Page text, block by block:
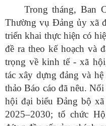
Trong tháng, Ban
Thường vụ Đảng ủy xã
triển khai thực hiện có
đề ra theo kế hoạch và
trọng về kinh tế - xã
tác xây dựng đảng và
thảo Báo cáo đã nêu.
hội đại biểu Đảng bộ
2025–2030; tổ chức